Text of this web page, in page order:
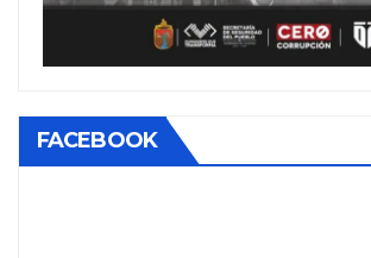
FACEBOOK